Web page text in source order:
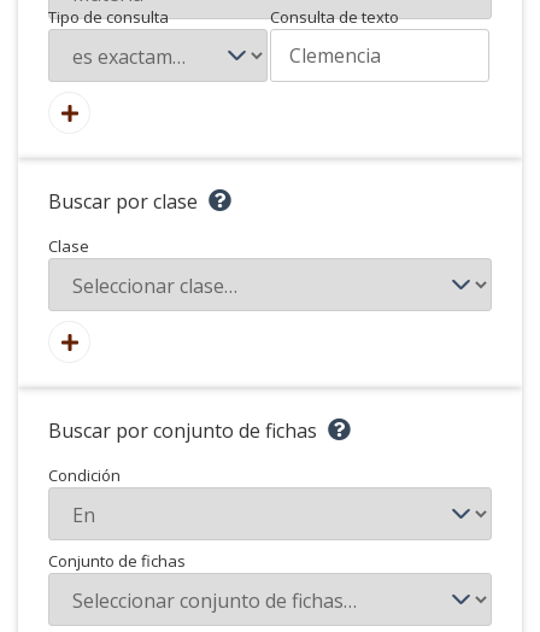
Tipo de consulta Consulta de texto
Buscar por clase
Clase
Buscar por conjunto de fichas
Condición
Conjunto de fichas